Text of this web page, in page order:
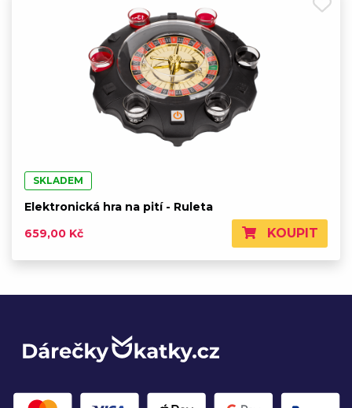
SKLADEM
Elektronická hra na pití - Ruleta
659,00 Kč
KOUPIT